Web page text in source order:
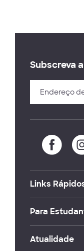
Subscreva
Links
Para
Atualidade